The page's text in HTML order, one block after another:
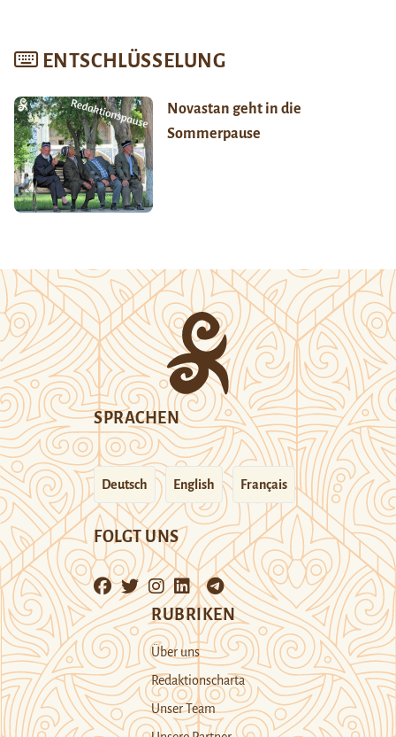
ENTSCHLÜSSELUNG
Novastan geht in die
Sommerpause
SPRACHEN
Deutsch English Français
FOLGT UNS
RUBRIKEN
Über uns
Redaktionscharta
Unser Team